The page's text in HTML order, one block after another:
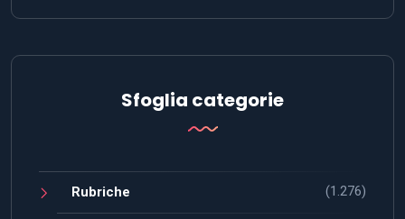
Sfoglia categorie
Rubriche (1.276)